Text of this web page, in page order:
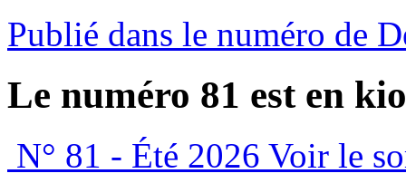
Publié dans le numéro de
Le numéro 81 est en
N° 81 - Été 2026 Voir le